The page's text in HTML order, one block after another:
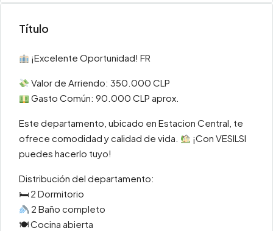
Título
¡Excelente Oportunidad! FR
Valor de Arriendo: 350.000 CLP
Gasto Común: 90.000 CLP aprox.
Este departamento, ubicado en Estacion Central, te
ofrece comodidad y calidad de vida.
¡Con VESILSI
puedes hacerlo tuyo!
Distribución del departamento:
🛏 2 Dormitorio
2 Baño completo
🍽 Cocina abierta